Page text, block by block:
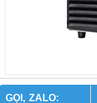
GỌI, ZALO: